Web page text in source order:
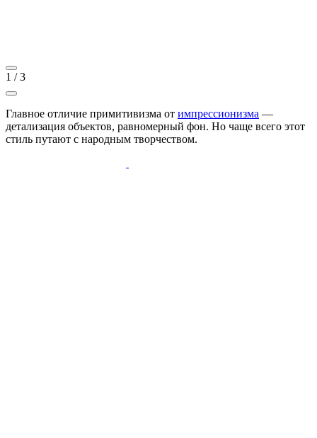
1 /3
Главное отличие примитивизма от импрессионизма —
детализация объектов, равномерный фон. Но чаще всего этот
стиль путают с народным творчеством.